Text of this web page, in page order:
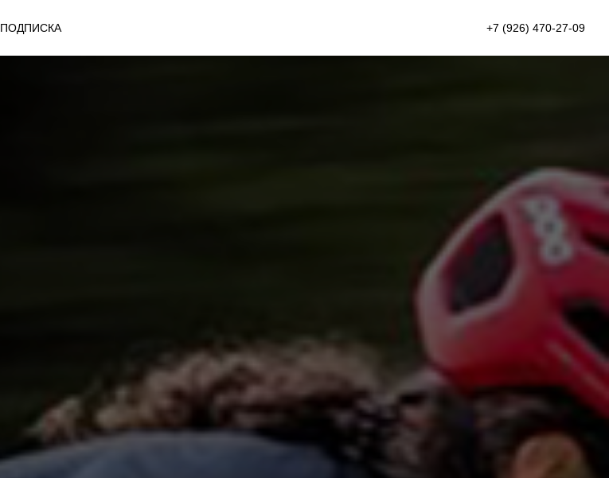
ПОДПИСКА +7 (926) 470-27-09